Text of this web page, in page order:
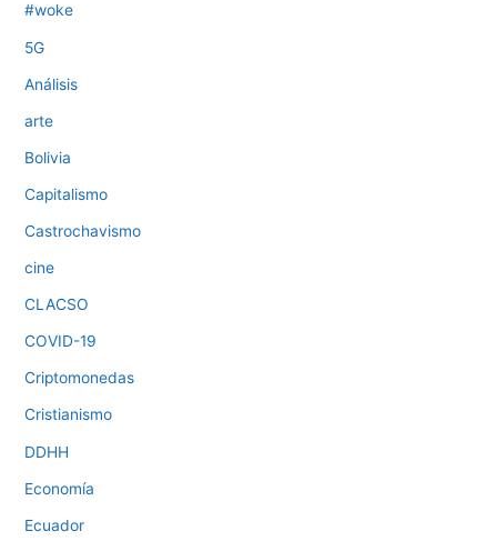
#woke
5G
Análisis
arte
Bolivia
Capitalismo
Castrochavismo
cine
CLACSO
COVID-19
Criptomonedas
Cristianismo
DDHH
Economía
Ecuador